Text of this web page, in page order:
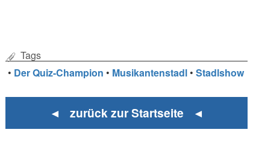
Tags
• Der Quiz-Champion • Musikantenstadl •Stadlshow
◄ zurück zur Startseite ◄